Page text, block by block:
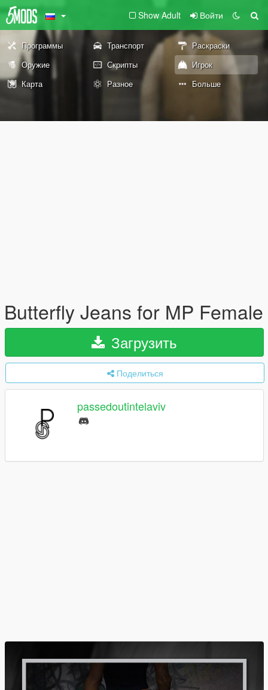
Show Adult Войти
Программы Транспорт
Раскраски
Оружие
Скрипты
Игрок
Карта
Разное Больше
Butterfly Jeans for MP Female
Загрузить
Поделиться
passedoutintelaviv